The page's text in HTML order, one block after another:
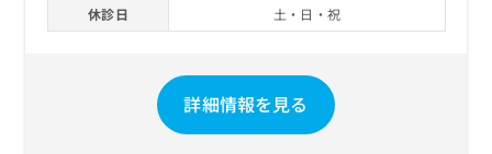
休診日 土・日・祝
詳細情報を見る